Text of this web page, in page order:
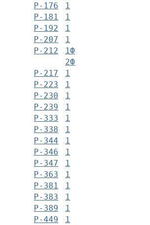
Р-176
1
Р-181
1
Р-192
1
Р-207
1
Р-212
1Ф
2Ф
Р-217
1
Р-223
1
Р-230
1
Р-239
1
Р-333
1
Р-338
1
Р-344
1
Р-346
1
Р-347
1
Р-363
1
Р-381
1
Р-383
1
Р-389
1
Р-449
1